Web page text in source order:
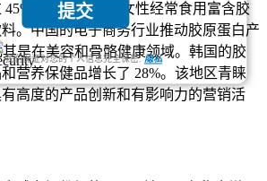
提交
我们保证对您的个人信息完全保密.隐私
的 25 至 55 岁女性经常食用富含胶
。中国的电子商务行业推动胶原蛋白产
是在美容和骨骼健康领域。韩国的胶
营养保健品增长了 28%。该地区青睐
高度的产品创新和有影响力的营销活